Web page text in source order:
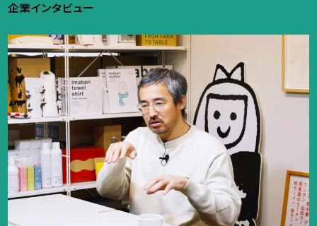
企業インタビュー